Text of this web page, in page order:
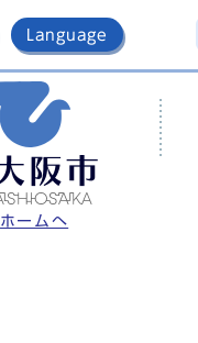
Language
ホームへ